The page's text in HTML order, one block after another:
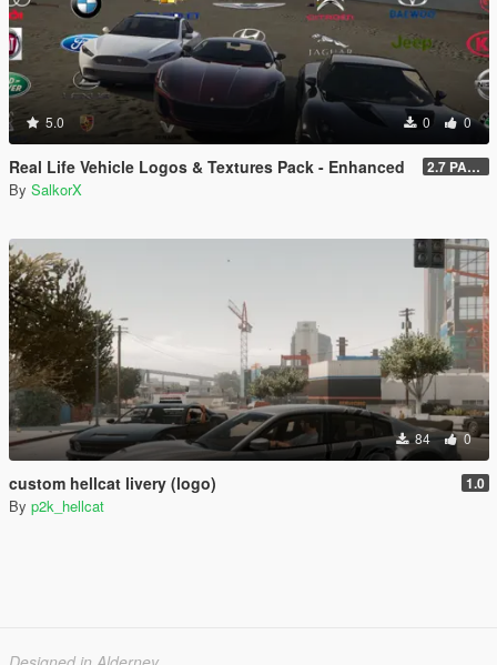
5.0 0 0
Real Life Vehicle Logos & Textures Pack - Enhanced 2.7 PART 4
By SalkorX
84 0
custom hellcat livery (logo) 1.0
By p2k_hellcat